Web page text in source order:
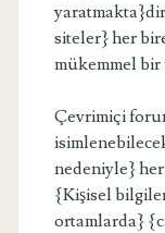
siteler} her
mükemmel
Çevrimiçi
nedeniyle}
{Kişisel
ortamlarda}